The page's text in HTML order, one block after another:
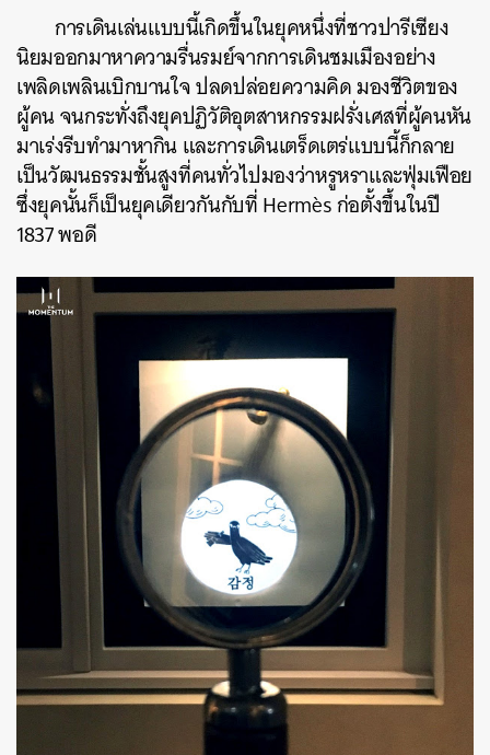
การเดินเล่นแบบนี้เกิดขึ้นในยุคหนึ่งที่ชาวปารีเซียง
นิยมออกมาหาความรื่นรมย์จากการเดินชมเมืองอย่าง
เพลิดเพลินเบิกบานใจ ปลดปล่อยความคิด มองชีวิตของ
ผู้คน จนกระทั่งถึงยุคปฏิวัติอุตสาหกรรมฝรั่งเศสที่ผู้คนหัน
มาเร่งรีบทำมาหากิน และการเดินเตร็ดเตร่แบบนี้ก็กลาย
เป็นวัฒนธรรมชั้นสูงที่คนทั่วไปมองว่าหรูหราและฟุ่มเฟือย
ซึ่งยุคนั้นก็เป็นยุคเดียวกันกับที่ Hermès ก่อตั้งขึ้นในปี
1837 พอดี